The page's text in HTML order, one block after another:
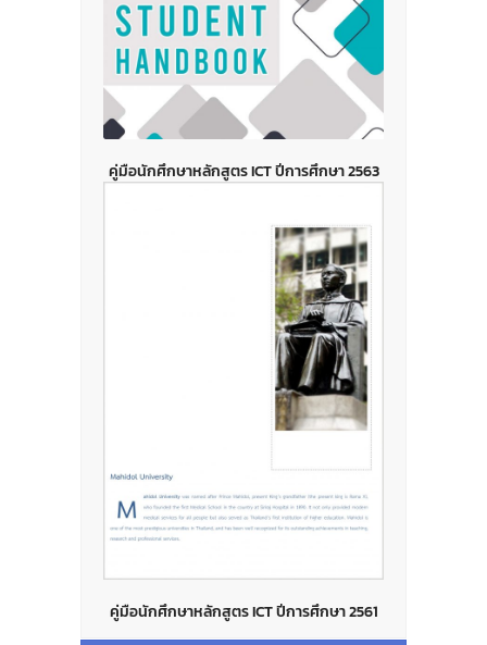
คู่มือนักศึกษาหลักสูตร ICT ปีการศึกษา 2563
คู่มือนักศึกษาหลักสูตร ICT ปีการศึกษา 2561